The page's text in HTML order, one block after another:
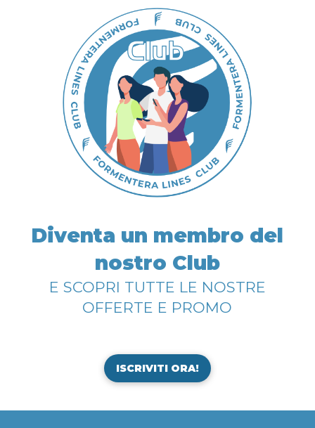
Diventa un membro del
nostro Club
E SCOPRI TUTTE LE NOSTRE
OFFERTE E PROMO
ISCRIVITI ORA!